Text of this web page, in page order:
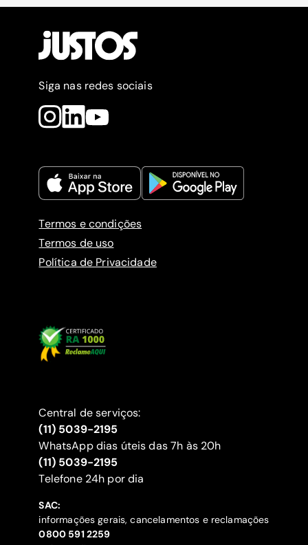
Siga nas redes sociais
Termos e condições
Termos de uso
Política de Privacidade
Central de serviços:
(11) 5039-2195
WhatsApp dias úteis das 7h às 20h
(11) 5039-2195
‍Telefone 24h por dia
SAC:
informações gerais, cancelamentos e reclamações
‍0800 591 2259